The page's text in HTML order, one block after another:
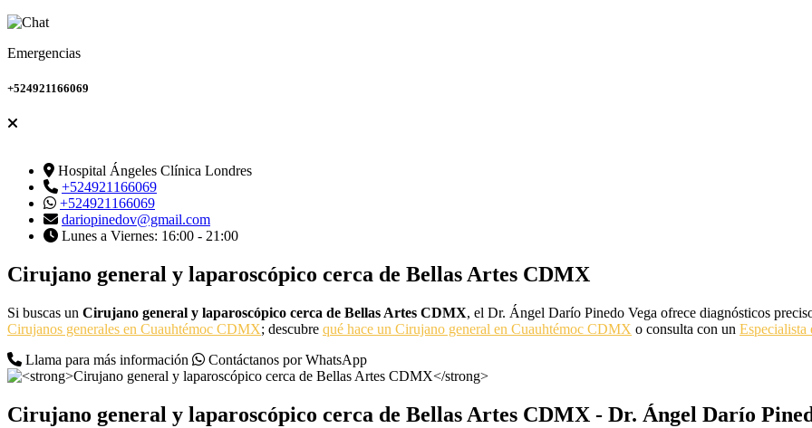
Emergencias
+524921166069
Hospital Ángeles Clínica Londres
+524921166069
+524921166069
dariopinedov@gmail.com
Lunes a Viernes: 16:00 - 21:00
Cirujano general y laparoscópico cerca de Bellas Artes CDMX
Si buscas un Cirujano general y laparoscópico cerca de Bellas Artes CDMX, el Dr. Ángel Darío Pinedo Vega ofrece diagnósticos
Cirujanos generales en Cuauhtémoc CDMX; descubre qué hace un Cirujano general en Cuauhtémoc CDMX o consulta con un
Llama para más información
Contáctanos por WhatsApp
Cirujano general y laparoscópico cerca de Bellas Artes CDMX - Dr. Ángel Darío